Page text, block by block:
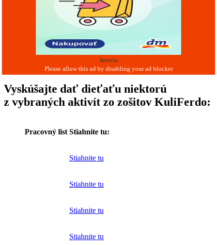
Inzercia
Vyskúšajte dať dieťaťu niektorú
z vybraných aktivít zo zošitov KuliFerdo:
Pracovný list Stiahnite tu:
Stiahnite tu
Stiahnite tu
Stiahnite tu
Stiahnite tu